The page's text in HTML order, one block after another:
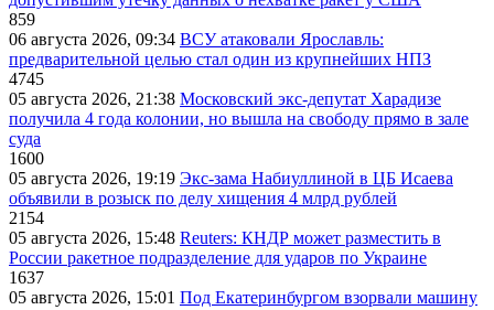
859
06 августа 2026, 09:34 ВСУ атаковали Ярославль:
предварительной целью стал один из крупнейших НПЗ
4745
05 августа 2026, 21:38 Московский экс-депутат Харадизе
получила 4 года колонии, но вышла на свободу прямо в зале
суда
1600
05 августа 2026, 19:19 Экс-зама Набиуллиной в ЦБ Исаева
объявили в розыск по делу хищения 4 млрд рублей
2154
05 августа 2026, 15:48 Reuters: КНДР может разместить в
России ракетное подразделение для ударов по Украине
1637
05 августа 2026, 15:01 Под Екатеринбургом взорвали машину